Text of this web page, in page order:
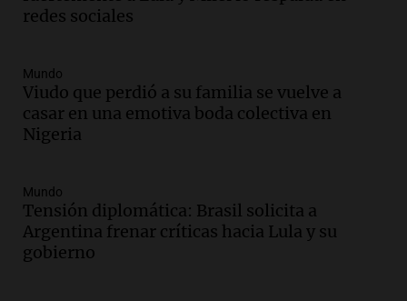
Audio.Joan Gaspart: "Sin Jorge, no sé si
Audio.El orgullo y el sueño argentino de
Jorge Messi en una entrevista con Rony
Episodios
Audio. El abuelo de Agostina Vega, tras
las nuevas detenciones: "En esa casa
redes sociales
Mundo
Viudo que perdió a su familia se vuelve a
casar en una emotiva boda colectiva en
Nigeria
Mundo
Tensión diplomática: Brasil solicita a
Argentina frenar críticas hacia Lula y su
gobierno